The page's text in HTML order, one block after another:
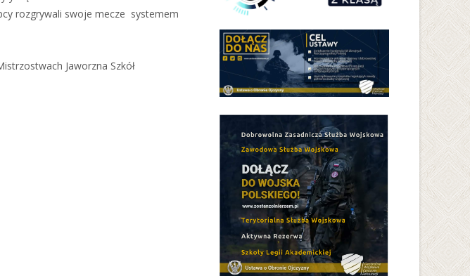
rozgrywali swoje mecze systemem
Jaworzna Szkół